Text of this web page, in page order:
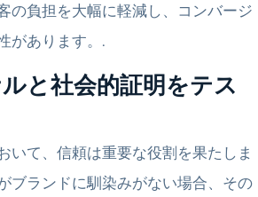
の負担を大幅に軽減し、コンバージ
があります。.
と社会的証明をテス
いて、信頼は重要な役割を果たしま
ブランドに馴染みがない場合、その